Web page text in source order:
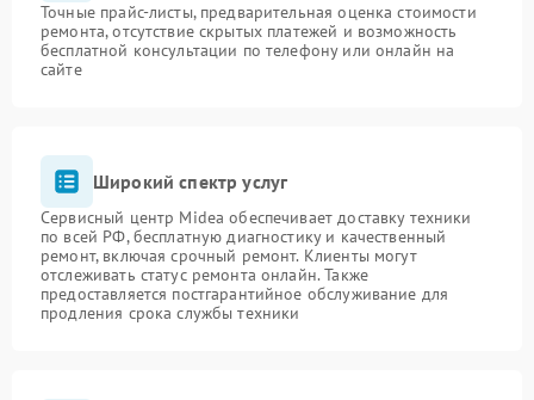
Точные прайс-листы, предварительная оценка стоимости
ремонта, отсутствие скрытых платежей и возможность
бесплатной консультации по телефону или онлайн на
сайте
Широкий спектр услуг
Сервисный центр Midea обеспечивает доставку техники
по всей РФ, бесплатную диагностику и качественный
ремонт, включая срочный ремонт. Клиенты могут
отслеживать статус ремонта онлайн. Также
предоставляется постгарантийное обслуживание для
продления срока службы техники